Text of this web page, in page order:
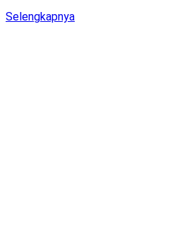
SelengkapnyaDetails